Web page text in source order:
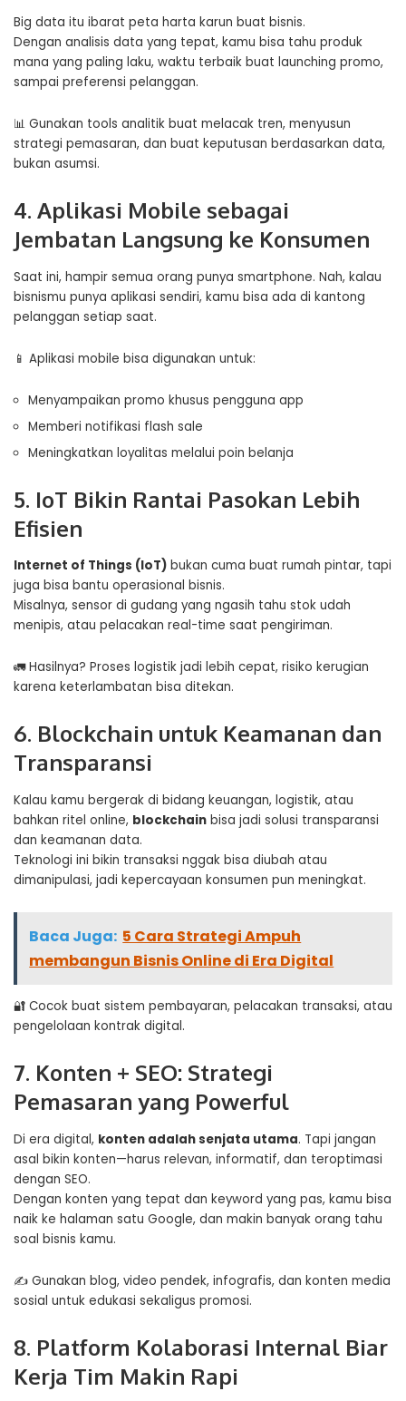
Big data itu ibarat peta harta karun buat bisnis.
Dengan analisis data yang tepat, kamu bisa tahu produk
mana yang paling laku, waktu terbaik buat launching promo,
sampai preferensi pelanggan.
📊 Gunakan tools analitik buat melacak tren, menyusun
strategi pemasaran, dan buat keputusan berdasarkan data,
bukan asumsi.
4. Aplikasi Mobile sebagai
Jembatan Langsung ke Konsumen
Saat ini, hampir semua orang punya smartphone. Nah, kalau
bisnismu punya aplikasi sendiri, kamu bisa ada di kantong
pelanggan setiap saat.
📱 Aplikasi mobile bisa digunakan untuk:
Menyampaikan promo khusus pengguna app
Memberi notifikasi flash sale
Meningkatkan loyalitas melalui poin belanja
5. IoT Bikin Rantai Pasokan Lebih
Efisien
Internet of Things (IoT) bukan cuma buat rumah pintar, tapi
juga bisa bantu operasional bisnis.
Misalnya, sensor di gudang yang ngasih tahu stok udah
menipis, atau pelacakan real-time saat pengiriman.
🚛 Hasilnya? Proses logistik jadi lebih cepat, risiko kerugian
karena keterlambatan bisa ditekan.
6. Blockchain untuk Keamanan dan
Transparansi
Kalau kamu bergerak di bidang keuangan, logistik, atau
bahkan ritel online, blockchain bisa jadi solusi transparansi
dan keamanan data.
Teknologi ini bikin transaksi nggak bisa diubah atau
dimanipulasi, jadi kepercayaan konsumen pun meningkat.
Baca Juga: 5 Cara Strategi Ampuh
membangun Bisnis Online di Era Digital
🔐 Cocok buat sistem pembayaran, pelacakan transaksi, atau
pengelolaan kontrak digital.
7. Konten + SEO: Strategi
Pemasaran yang Powerful
Di era digital, konten adalah senjata utama. Tapi jangan
asal bikin konten—harus relevan, informatif, dan teroptimasi
dengan SEO.
Dengan konten yang tepat dan keyword yang pas, kamu bisa
naik ke halaman satu Google, dan makin banyak orang tahu
soal bisnis kamu.
✍️ Gunakan blog, video pendek, infografis, dan konten media
sosial untuk edukasi sekaligus promosi.
8. Platform Kolaborasi Internal Biar
Kerja Tim Makin Rapi